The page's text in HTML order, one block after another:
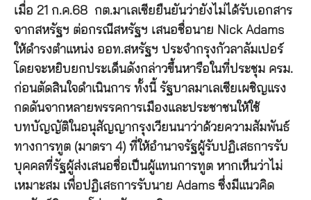
เมื่อ 21 ก.ค.68 กต.มาเลเซียยืนยันว่ายังไม่ได้รับเอกสาร
จากสหรัฐฯ ต่อกรณีสหรัฐฯ เสนอชื่อนาย Nick Adams
ให้ดำรงตำแหน่ง ออท.สหรัฐฯ ประจำกรุงกัวลาลัมเปอร์
โดยจะหยิบยกประเด็นดังกล่าวขึ้นหารือในที่ประชุม ครม.
ก่อนตัดสินใจดำเนินการ ทั้งนี้ รัฐบาลมาเลเซียเผชิญแรง
กดดันจากหลายพรรคการเมืองและประชาชนให้ใช้
บทบัญญัติในอนุสัญญากรุงเวียนนาว่าด้วยความสัมพันธ์
ทางการทูต (มาตรา 4) ที่ให้อำนาจรัฐผู้รับปฏิเสธการรับ
บุคคลที่รัฐผู้ส่งเสนอชื่อเป็นผู้แทนการทูต หากเห็นว่าไม่
เหมาะสม เพื่อปฏิเสธการรับนาย Adams ซึ่งมีแนวคิด